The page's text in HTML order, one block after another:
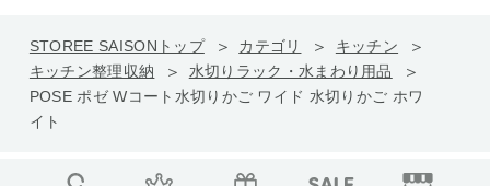
STOREE SAISONトップ カテゴリ
キッチン
キッチン整理収納
水切りラック・水まわり用品
POSE ポゼ Wコート水切りかご ワイド 水切りかご ホワ
イト